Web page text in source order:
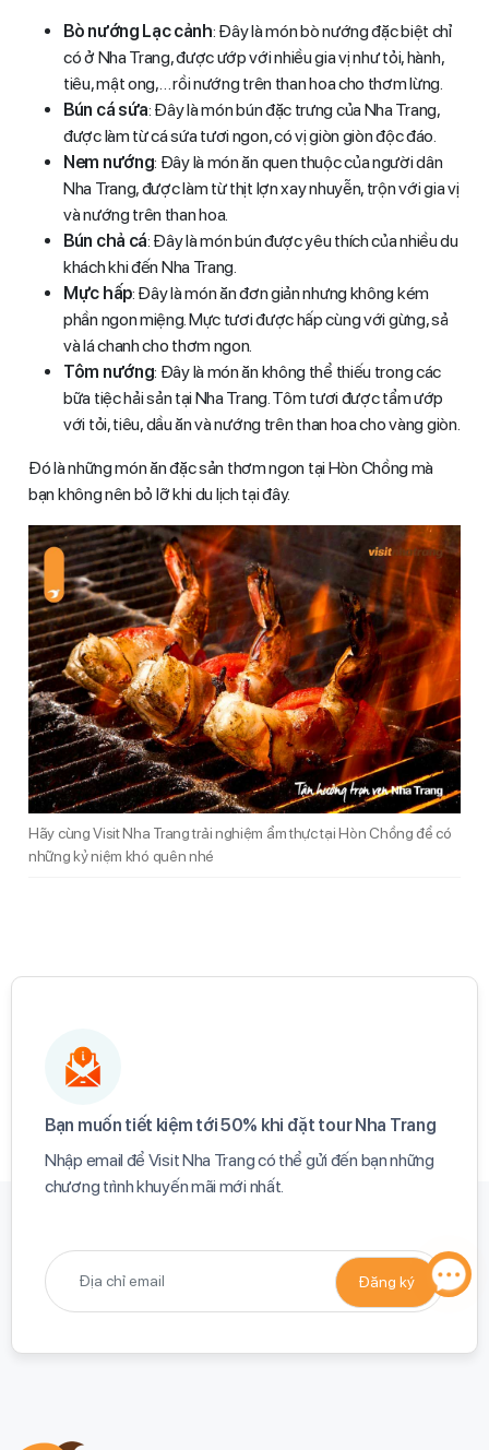
Bò nướng Lạc cảnh: Đây là món bò nướng đặc biệt chỉ
có ở Nha Trang, được ướp với nhiều gia vị như tỏi, hành,
tiêu, mật ong,… rồi nướng trên than hoa cho thơm lừng.
Bún cá sứa: Đây là món bún đặc trưng của Nha Trang,
được làm từ cá sứa tươi ngon, có vị giòn giòn độc đáo.
Nem nướng: Đây là món ăn quen thuộc của người dân
Nha Trang, được làm từ thịt lợn xay nhuyễn, trộn với gia vị
và nướng trên than hoa.
Bún chả cá: Đây là món bún được yêu thích của nhiều du
khách khi đến Nha Trang.
Mực hấp: Đây là món ăn đơn giản nhưng không kém
phần ngon miệng. Mực tươi được hấp cùng với gừng, sả
và lá chanh cho thơm ngon.
Tôm nướng: Đây là món ăn không thể thiếu trong các
bữa tiệc hải sản tại Nha Trang. Tôm tươi được tẩm ướp
với tỏi, tiêu, dầu ăn và nướng trên than hoa cho vàng giòn.
Đó là những món ăn đặc sản thơm ngon tại Hòn Chồng mà
bạn không nên bỏ lỡ khi du lịch tại đây.
Hãy cùng Visit Nha Trang trải nghiệm ẩm thực tại Hòn Chồng để có
những kỷ niệm khó quên nhé
Bạn muốn tiết kiệm tới 50% khi đặt tour Nha Trang​
Nhập email để Visit Nha Trang có thể gửi đến bạn những
chương trình khuyến mãi mới nhất.​